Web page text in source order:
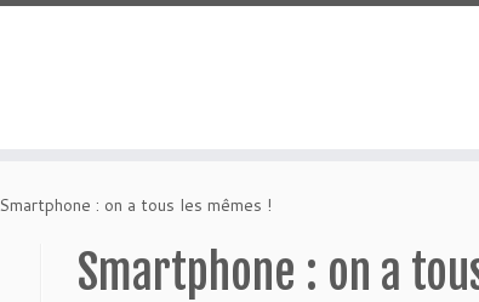
Smartphone : on a tous les mêmes !
Smartphone : on a